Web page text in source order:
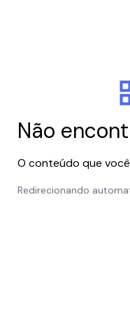
Não
O conteúdo que você
Redirecionando